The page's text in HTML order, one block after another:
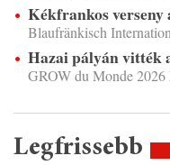
Kékfrankos verseny
Blaufränkisch
Hazai pályán vitték
GROW du Monde
Legfrissebb